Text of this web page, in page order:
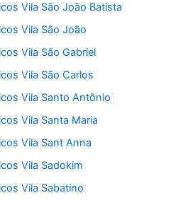
Vila São João Batista
Vila São João
Vila São Gabriel
Vila São Carlos
Vila Santo Antônio
Vila Santa Maria
Vila Sant Anna
Vila Sadokim
Vila Sabatino